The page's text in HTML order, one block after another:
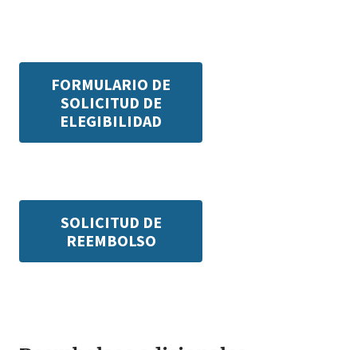
FORMULARIO DE
SOLICITUD DE
ELEGIBILIDAD
SOLICITUD DE
REEMBOLSO